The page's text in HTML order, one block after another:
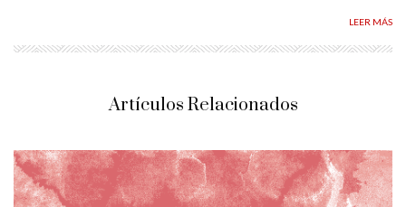
LEER MÁS
Artículos Relacionados